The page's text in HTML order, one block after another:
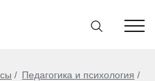
Педагогика и психология